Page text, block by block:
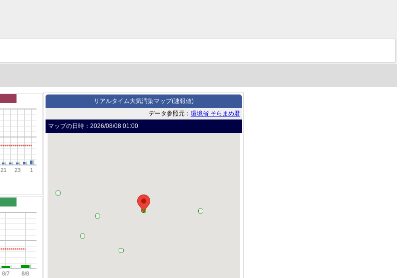
21 23 1
8/7 8/8
リアルタイム大気汚染マップ(速報値)
データ参照元： 環境省 そらまめ君
マップの日時： 2026/08/08 01:00